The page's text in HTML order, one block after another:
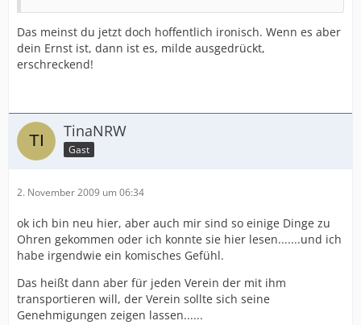
Das meinst du jetzt doch hoffentlich ironisch. Wenn es aber
dein Ernst ist, dann ist es, milde ausgedrückt,
erschreckend!
TinaNRW
Gast
2. November 2009 um 06:34
ok ich bin neu hier, aber auch mir sind so einige Dinge zu
Ohren gekommen oder ich konnte sie hier lesen.......und ich
habe irgendwie ein komisches Gefühl.
Das heißt dann aber für jeden Verein der mit ihm
transportieren will, der Verein sollte sich seine
Genehmigungen zeigen lassen......